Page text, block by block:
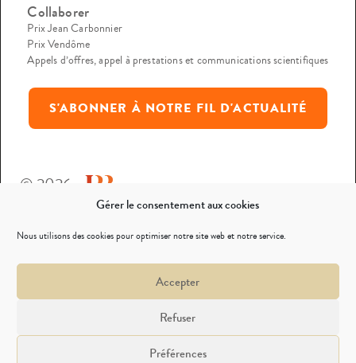
Gérer le consentement aux cookies
Nous utilisons des cookies pour optimiser notre site web et notre service.
Accepter
Refuser
Préférences
Collaborer
Prix Jean Carbonnier
Prix Vendôme
Appels d’offres, appel à prestations et communications scientifiques
S'ABONNER À NOTRE FIL D'ACTUALITÉ
© 2026